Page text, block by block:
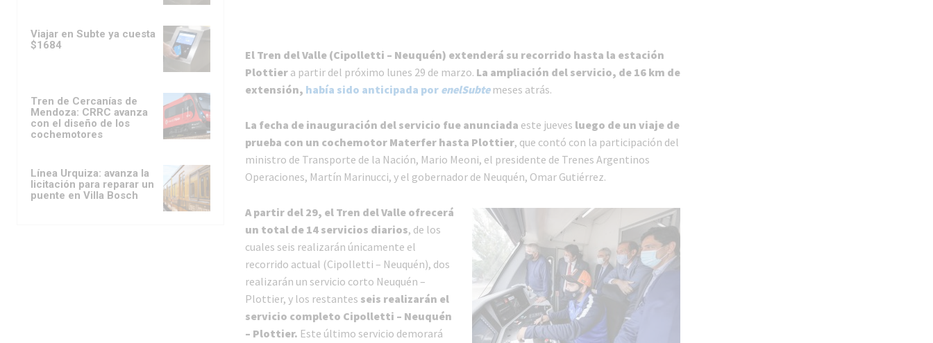
Viajar en Subte ya cuesta
$1684
Tren de Cercanías de
Mendoza: CRRC avanza
con el diseño de los
cochemotores
Línea Urquiza: avanza la
licitación para reparar un
puente en Villa Bosch
El Tren del Valle (Cipolletti – Neuquén) extenderá su recorrido hasta la estación
Plottiera partir del próximo lunes 29 de marzo. La ampliación del servicio, de 16 km de
extensión, había sido anticipada por enelSubtemeses atrás.
La fecha de inauguración del servicio fue anunciada este jueves luego de un viaje de
prueba con un cochemotor Materfer hasta Plottier, que contó con la participación del
ministro de Transporte de la Nación, Mario Meoni, el presidente de Trenes Argentinos
Operaciones, Martín Marinucci, y el gobernador de Neuquén, Omar Gutiérrez.
A partir del 29, el Tren del Valle ofrecerá
un total de 14 servicios diarios, de los
cuales seis realizarán únicamente el
recorrido actual (Cipolletti – Neuquén), dos
realizarán un servicio corto Neuquén –
Plottier, y los restantes seis realizarán el
servicio completo Cipolletti – Neuquén
– Plottier. Este último servicio demorará